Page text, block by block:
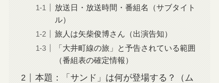
放送日・放送時間・番組名（サブタイト
ル）
旅人は矢柴俊博さん（出演告知）
「大井町線の旅」と予告されている範囲
（番組表の確定情報）
本題：「サンド」は何が登場する？（ム